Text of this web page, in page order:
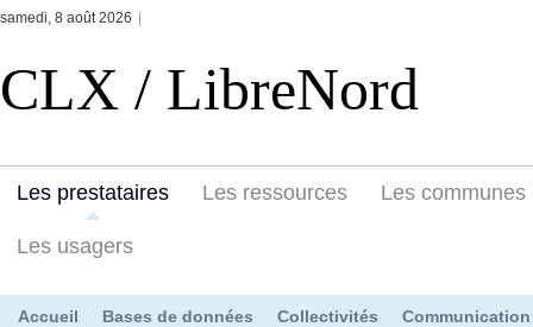
samedi, 8 août 2026
CLX / LibreNord
Les prestataires Les ressources Les communes
Les usagers
Accueil Bases de données Collectivités Communication